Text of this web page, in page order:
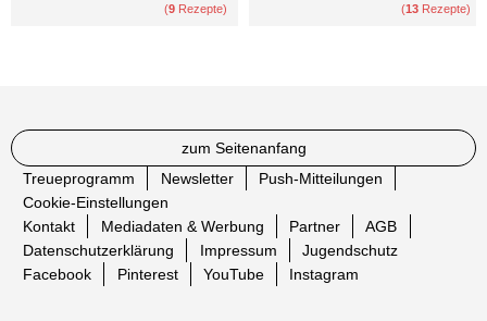
(9 Rezepte) (13 Rezepte)
zum Seitenanfang
Treueprogramm
Newsletter
Push-Mitteilungen
Cookie-Einstellungen
Kontakt
Mediadaten & Werbung Partner
AGB
Datenschutzerklärung
Impressum
Jugendschutz
Facebook
Pinterest YouTube Instagram